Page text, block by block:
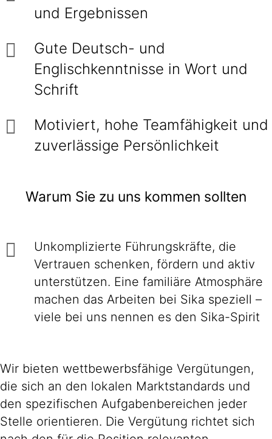
und Ergebnissen
Gute Deutsch- und
Englischkenntnisse in Wort und
Schrift
Motiviert, hohe Teamfähigkeit und
zuverlässige Persönlichkeit
Warum Sie zu uns kommen sollten
Unkomplizierte Führungskräfte, die
Vertrauen schenken, fördern und aktiv
unterstützen. Eine familiäre Atmosphäre
machen das Arbeiten bei Sika speziell –
viele bei uns nennen es den Sika-Spirit
Wir bieten wettbewerbsfähige Vergütungen,
die sich an den lokalen Marktstandards und
den spezifischen Aufgabenbereichen jeder
Stelle orientieren. Die Vergütung richtet sich